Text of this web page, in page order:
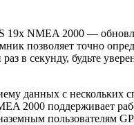
19x NMEA 2000 —
позволяет точно
в секунду, будьте
данных с нескольких
2000 поддерживает
пользователям